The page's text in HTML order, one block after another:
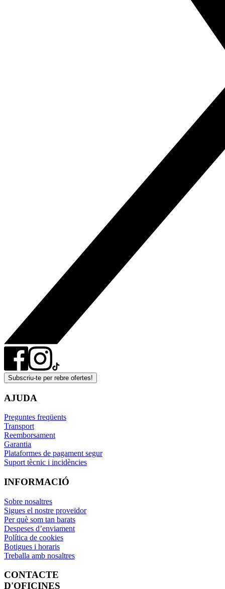
Subscriu-te per rebre ofertes!
AJUDA
Preguntes freqüents
Transport
Reemborsament
Garantia
Plataformes de pagament segur
Suport tècnic i incidències
INFORMACIÓ
Sobre nosaltres
Sigues el nostre proveïdor
Per què som tan barats
Despeses d’enviament
Política de cookies
Botigues i horaris
Treballa amb nosaltres
CONTACTE
D'OFICINES